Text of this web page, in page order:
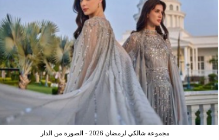
مجموعة شالكي لرمضان 2026 - الصورة من الدار